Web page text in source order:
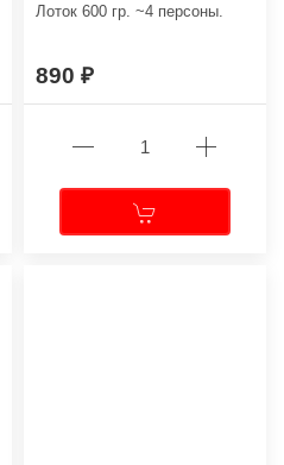
Лоток 600 гр. ~4 персоны.
890